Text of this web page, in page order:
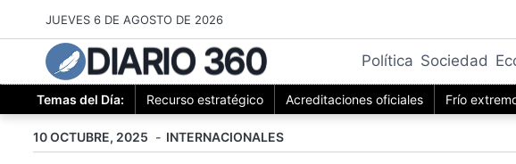
al
contenido
JUEVES 6 DE AGOSTO DE 2026
DIARIO 360 Política Sociedad
Temas del Día: Recurso estratégico Acreditaciones oficiales Frío
10 OCTUBRE, 2025 INTERNACIONALES